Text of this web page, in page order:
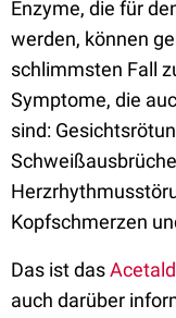
Enzyme, die für
werden, können
schlimmsten Fall
Symptome, die
sind:
Kopfschmerzen
Das ist das
auch darüber